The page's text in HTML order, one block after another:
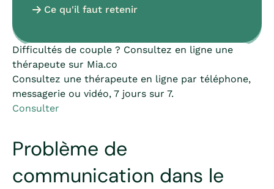
Ce qu'il faut retenir
Difficultés de couple ? Consultez en ligne une
thérapeute sur Mia.co
Consultez une thérapeute en ligne par téléphone,
messagerie ou vidéo, 7 jours sur 7.
Consulter
Problème de
communication dans le